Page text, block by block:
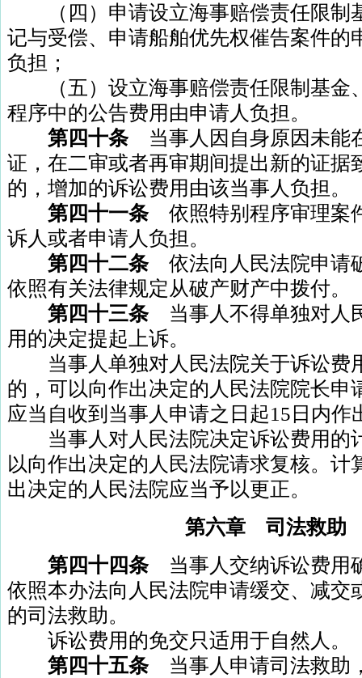
（四）申请设立海事赔偿责任限制
记与受偿、申请船舶优先权催告案件的
负担；
（五）设立海事赔偿责任限制基金
程序中的公告费用由申请人负担。
第四十条当事人因自身原因未能
证，在二审或者再审期间提出新的证据
的，增加的诉讼费用由该当事人负担。
第四十一条 依照特别程序审理案
诉人或者申请人负担。
第四十二条依法向人民法院申请
依照有关法律规定从破产财产中拨付。
第四十三条当事人不得单独对人
用的决定提起上诉。
当事人单独对人民法院关于诉讼费
的，可以向作出决定的人民法院院长申
应当自收到当事人申请之日起15 日内作
当事人对人民法院决定诉讼费用的
以向作出决定的人民法院请求复核。计
出决定的人民法院应当予以更正。
第六章 司法救助
第四十四条 当事人交纳诉讼费用
依照本办法向人民法院申请缓交、减交
的司法救助。
诉讼费用的免交只适用于自然人。
第四十五条当事人申请司法救助